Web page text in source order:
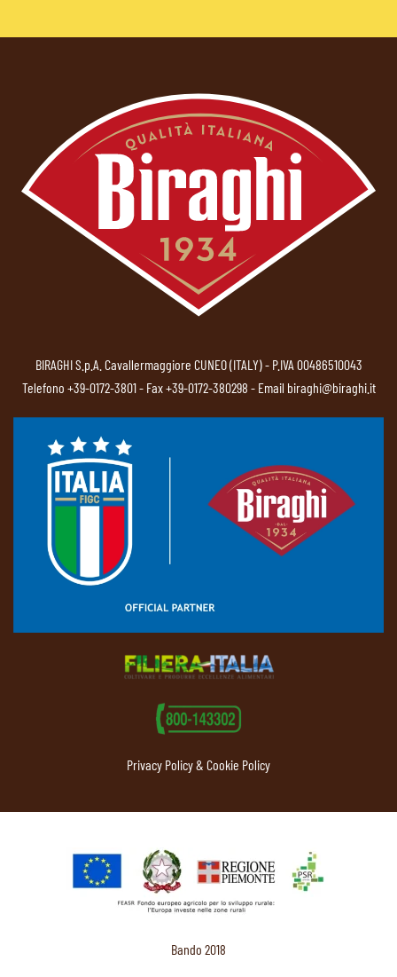
BIRAGHI S.p.A. Cavallermaggiore CUNEO (ITALY) - P.IVA 00486510043
Telefono +39-0172-3801- Fax +39-0172-380298 - Email biraghi@biraghi.it
Privacy Policy & Cookie Policy
Bando 2018